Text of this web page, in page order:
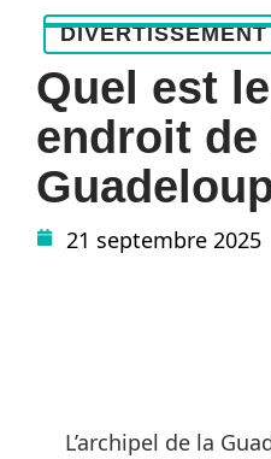
DIVERTISSEMENT
Quel est
endroit de
21 septembre 2025
L’archipel de la